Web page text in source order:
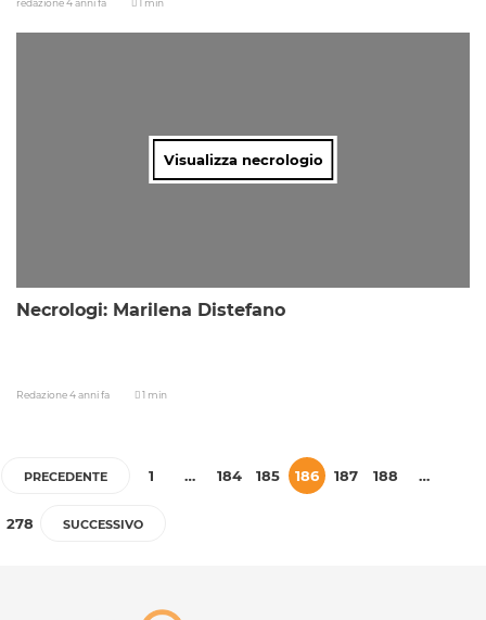
Visualizza necrologio
Necrologi: Marilena Distefano
Redazione4 anni fa 1 min
PRECEDENTE 1 … 184 185 186 187 188 …
278 SUCCESSIVO